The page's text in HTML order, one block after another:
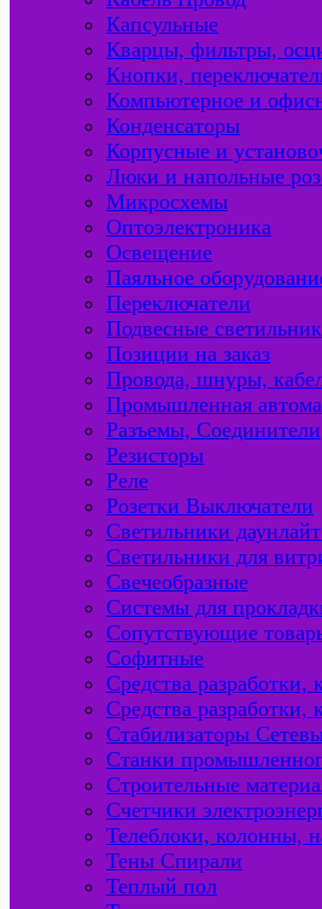
Капсульные
Кварцы, фильтры,
Кнопки,
Компьютерное и
Конденсаторы
Корпусные и
Люки и напольные
Микросхемы
Оптоэлектроника
Освещение
Паяльное
Переключатели
Подвесные
Позиции на заказ
Провода, шнуры,
Промышленная
Разъемы, Соединители
Резисторы
Реле
Розетки Выключатели
Светильники
Светильники для
Свечеобразные
Системы для
Сопутствующие
Софитные
Средства разработки,
Средства разработки,
Стабилизаторы
Станки
Строительные
Счетчики
Телеблоки, колонны,
Тены Спирали
Теплый пол